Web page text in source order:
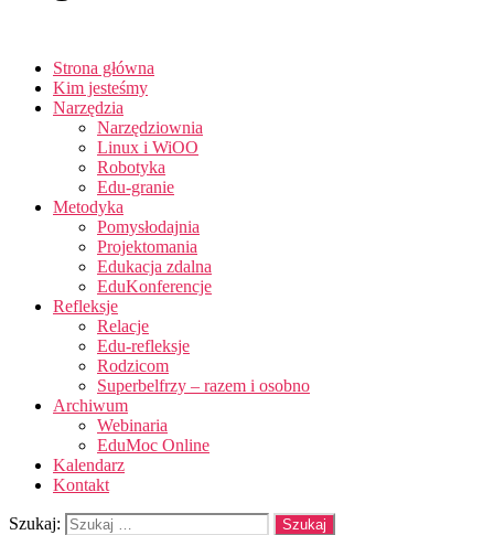
Strona główna
Kim jesteśmy
Narzędzia
Narzędziownia
Linux i WiOO
Robotyka
Edu-granie
Metodyka
Pomysłodajnia
Projektomania
Edukacja zdalna
EduKonferencje
Refleksje
Relacje
Edu-refleksje
Rodzicom
Superbelfrzy – razem i osobno
Archiwum
Webinaria
EduMoc Online
Kalendarz
Kontakt
Szukaj: